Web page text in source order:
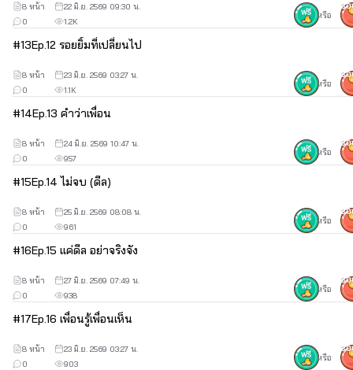
1.2K
0
8 หน้า
22 มิ.ย. 2569 09:30 น.
หรือ
#13Ep.12 รอยยิ้มที่เปลี่ยนไป
1.1K
0
8 หน้า
23 มิ.ย. 2569 03:27 น.
หรือ
#14Ep.13 คำว่าเพื่อน
957
0
8 หน้า
24 มิ.ย. 2569 10:47 น.
หรือ
#15Ep.14 ไม่จบ (ดีล)
961
0
8 หน้า
25 มิ.ย. 2569 08:08 น.
หรือ
#16Ep.15 แค่ดีล อย่าจริงจัง
938
0
8 หน้า
27 มิ.ย. 2569 07:49 น.
หรือ
#17Ep.16 เพื่อนรู้เพื่อนเห็น
903
0
8 หน้า
23 มิ.ย. 2569 03:27 น.
หรือ